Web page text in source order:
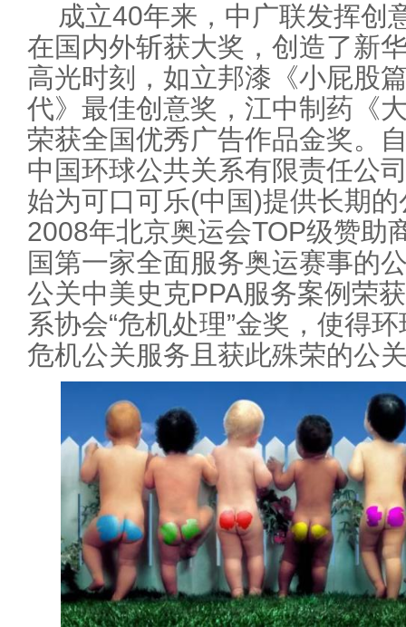
成立40年来，中广联发挥创
在国内外斩获大奖，创造了新
高光时刻，如立邦漆《小屁股
代》最佳创意奖，江中制药《
荣获全国优秀广告作品金奖。
中国环球公共关系有限责任公
始为可口可乐(中国)提供长期
2008年北京奥运会TOP级赞助
国第一家全面服务奥运赛事的
公关中美史克PPA服务案例荣
系协会“危机处理”金奖，使得
危机公关服务且获此殊荣的公